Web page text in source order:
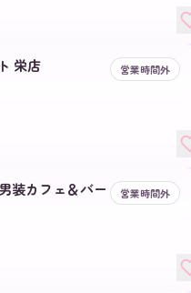
栄店
営業時間外
装カフェ＆バー
営業時間外